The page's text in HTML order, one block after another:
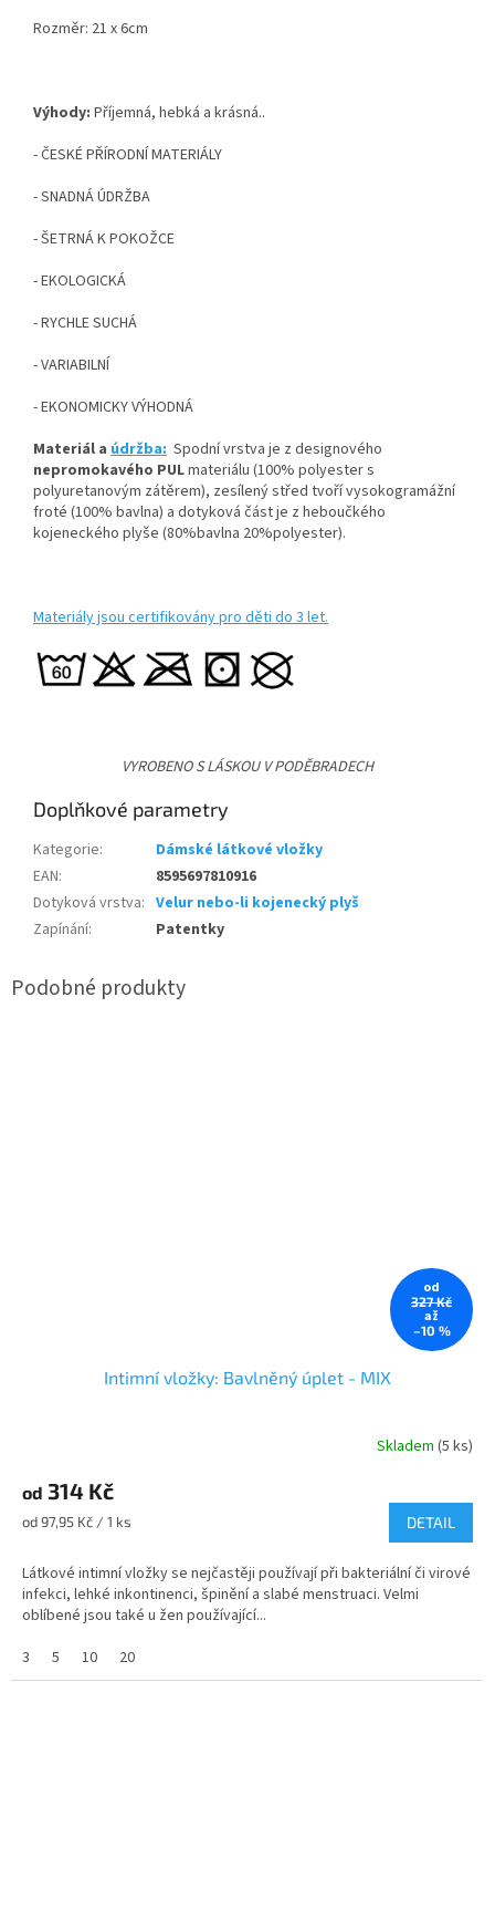
Rozměr: 21 x 6cm
Výhody: Příjemná, hebká a krásná..
- ČESKÉ PŘÍRODNÍ MATERIÁLY
- SNADNÁ ÚDRŽBA
- ŠETRNÁ K POKOŽCE
- EKOLOGICKÁ
- RYCHLE SUCHÁ
- VARIABILNÍ
- EKONOMICKY VÝHODNÁ
Materiál a údržba: Spodní vrstva je z designového
nepromokavého PULmateriálu (100% polyester s
polyuretanovým zátěrem), zesílený střed tvoří vysokogramážní
froté (100% bavlna) a dotyková část je z heboučkého
kojeneckého plyše (80%bavlna 20%polyester).
Materiály jsou certifikovány pro děti do 3 let.
VYROBENO S LÁSKOU V PODĚBRADECH
Doplňkové parametry
Kategorie:
Dámské látkové vložky
EAN:
8595697810916
Dotyková vrstva: Velur nebo-li kojenecký plyš
Zapínání: Patentky
od
327 Kč
až
–10 %
Intimní vložky: Bavlněný úplet - MIX
produktu
4,8
5
hvězdiček.
Skladem(5 ks)
od 314 Kč
Měrná
od 97,95 Kč / 1 ks DETAIL
Látkové intimní vložky se nejčastěji používají při bakteriální či virové
infekci, lehké inkontinenci, špinění a slabé menstruaci. Velmi
oblíbené jsou také u žen používající...
3
5 10 20